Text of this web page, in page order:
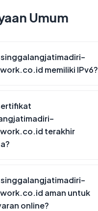
Umum
memiliki IPv6?
terakhir
aman untuk
online?